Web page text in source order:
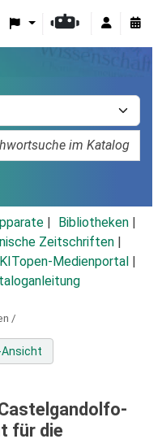
Bibliotheken
Zeitschriften
KITopen-Medienportal
/
für die